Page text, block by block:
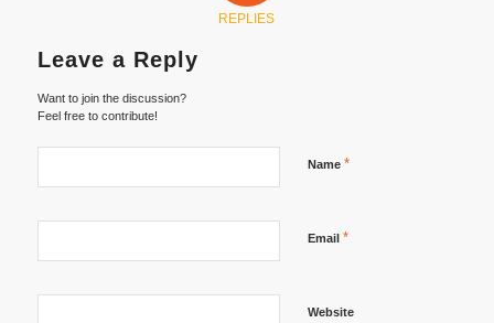
REPLIES
Leave a Reply
Want to join the discussion?
Feel free to contribute!
Name *
Email *
Website